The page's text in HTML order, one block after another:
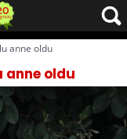
anne oldu
anne oldu